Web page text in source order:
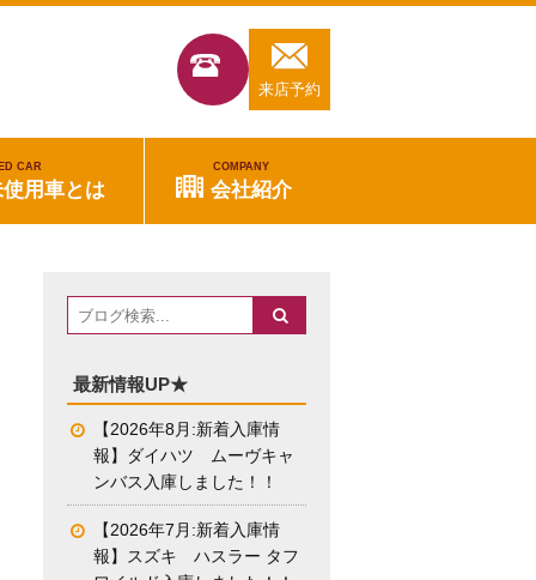
来店予約
CAR
用車とは
COMPANY
会社紹介
最新情報UP★
【2026年8月:新着入庫情
報】ダイハツ ムーヴキャ
ンバス入庫しました！！
【2026年7月:新着入庫情
報】スズキ ハスラー タフ